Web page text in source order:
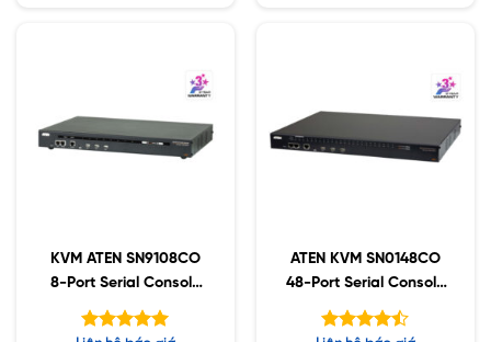
KVM ATEN SN9108CO
8-Port Serial Console
Server
ATEN KVM SN0148CO
48-Port Serial Console
Server with Dual
Power/LAN